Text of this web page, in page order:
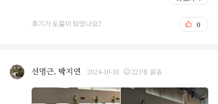
만 바로 식사장소로 이동할수 있는 것도 큰 장점인거 같습
니다 식사 장소 역시 다양한 음식과 멋진 뷰를 보며 소중한
시간을 내어 주시며 오는 하객분들한테 식사대접을 할수
트 까지 빠짐없이 시식해봤습니다 디저트 과일도 맛있게
먹고 전반적으로 괜찮았습니다 다만 아쉬웠던점 몇가지는
음식 상태가 좀 식어 있어서 먹는데 맛이 약간 떨어지더라
이 했어요 부모님들이 입맛이 까다롭고 식장도 정말 여러
곳을 다니셨는데 입모아 하신 말씀이 밥은 맛있어야돼! 이
거 였거든요 ㅠㅠ 저희는 홀을 보고 예약한거고 음식맛은
는 분들과 나뉘어 공간이 딱 정해져 있었고 저희 이름이 적
힌 테이블에서 진행됐습니다 ㅎㅎ 그리고 그곳에는 만족하
는 점과 아쉬운 부분을 쓸수있는 용지가 있었어요! 저랑 신
후기가 도움이 되었나요? 0
선명근, 박지연 2024-10-10 223명 읽음